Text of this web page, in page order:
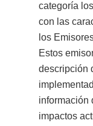
categoría
con las
los
Estos
descripción
información
impactos